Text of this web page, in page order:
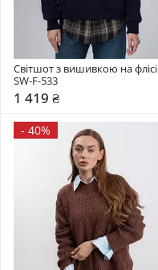
Світшот з вишивкою на флісі
SW-F-533
1 419 ₴
- 40%